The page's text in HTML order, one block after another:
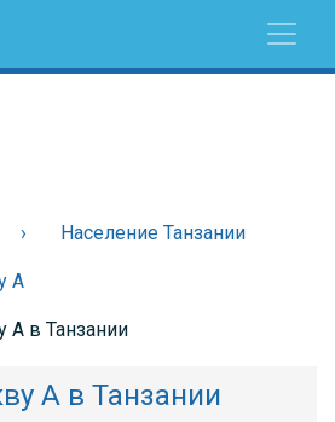
Население Танзании
А
А в Танзании
А в Танзании